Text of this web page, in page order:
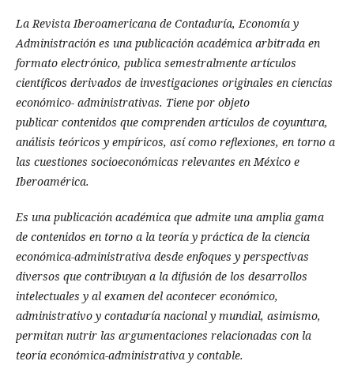
La Revista Iberoamericana de Contaduría, Economía y
Administración es una publicación académica arbitrada en
formato electrónico, publica semestralmente artículos
científicos derivados de investigaciones originales en ciencias
económico- administrativas. Tiene por objeto
publicar contenidos que comprenden artículos de coyuntura,
análisis teóricos y empíricos, así como reflexiones, en torno a
las cuestiones socioeconómicas relevantes en México e
Iberoamérica.
Es una publicación académica que admite una amplia gama
de contenidos en torno a la teoría y práctica de la ciencia
económica-administrativa desde enfoques y perspectivas
diversos que contribuyan a la difusión de los desarrollos
intelectuales y al examen del acontecer económico,
administrativo y contaduría nacional y mundial, asimismo,
permitan nutrir las argumentaciones relacionadas con la
teoría económica-administrativa y contable.